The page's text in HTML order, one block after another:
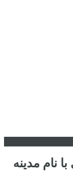
نام مدینه